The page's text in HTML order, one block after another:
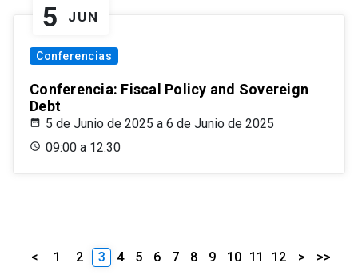
5 JUN
Conferencias
Conferencia: Fiscal Policy and Sovereign
Debt
5 de Junio de 2025 a 6 de Junio de 2025
09:00 a 12:30
< 1 2 3 4 5 6 7 8 9 10 11 12 > >>